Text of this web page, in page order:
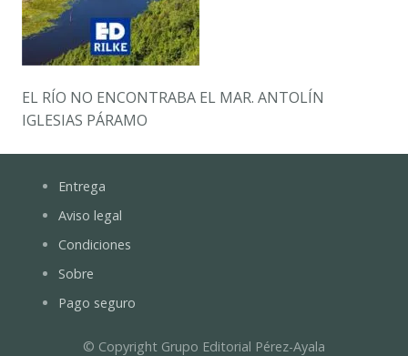
EL RÍO NO ENCONTRABA EL MAR. ANTOLÍN
IGLESIAS PÁRAMO
Entrega
Aviso legal
Condiciones
Sobre
Pago seguro
© Copyright Grupo Editorial Pérez-Ayala